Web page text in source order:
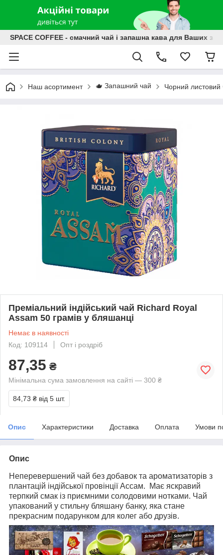
SPACE COFFEE - смачний чай і запашна кава для Ваших
Наш асортимент 🫖 Запашний чай Чорний листовий
Преміальний індійський чай Richard Royal
Assam 50 грамів у бляшанці
Немає в наявності
Код: 109114
Опт і роздріб
87,35 ₴
Мінімальна сума замовлення на сайті — 300 ₴
84,73 ₴ від 5 шт.
Опис Характеристики Доставка Оплата Умови
Опис
Неперевершений чай без добавок та ароматизаторів з
плантацій індійської провінції Ассам. Має яскравий
терпкий смак із приємними солодовими нотками. Чай
упакований у стильну бляшану банку, яка стане
прекрасним подарунком для колег або друзів.